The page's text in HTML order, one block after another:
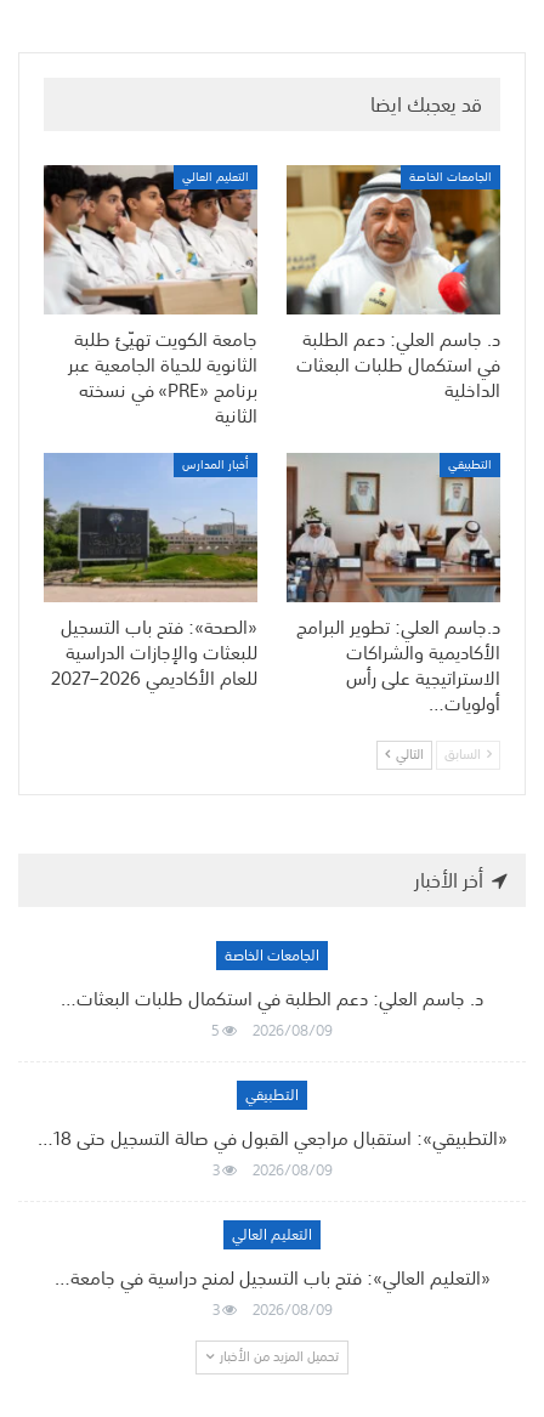
قد يعجبك ايضا
الجامعات الخاصة
د. جاسم العلي: دعم الطلبة
في استكمال طلبات البعثات
الداخلية
التعليم العالي
جامعة الكويت تهيّئ طلبة
الثانوية للحياة الجامعية عبر
برنامج «PRE» في نسخته
الثانية
التطبيقي
د.جاسم العلي: تطوير البرامج
الأكاديمية والشراكات
الاستراتيجية على رأس
أولويات…
أخبار المدارس
«الصحة»: فتح باب التسجيل
للبعثات والإجازات الدراسية
للعام الأكاديمي 2026–2027
السابق التالي
أخر الأخبار
الجامعات الخاصة
د. جاسم العلي: دعم الطلبة في استكمال طلبات البعثات…
2026/08/09
5
التطبيقي
«التطبيقي»: استقبال مراجعي القبول في صالة التسجيل حتى 18…
2026/08/09
3
التعليم العالي
«التعليم العالي»: فتح باب التسجيل لمنح دراسية في جامعة…
2026/08/09
3
تحميل المزيد من الأخبار